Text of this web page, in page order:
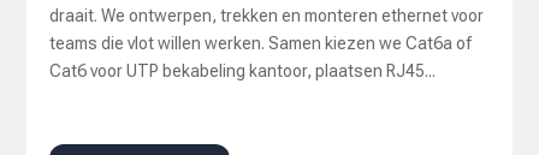
draait. We ontwerpen, trekken en monteren ethernet voor
teams die vlot willen werken. Samen kiezen we Cat6a of
Cat6 voor UTP bekabeling kantoor, plaatsen RJ45...